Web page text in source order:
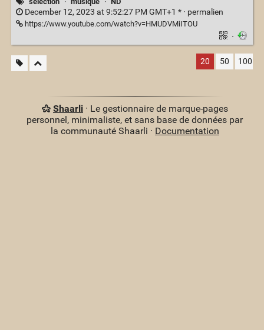
December 12, 2023 at 9:52:27 PM GMT+1 * · permalien
https://www.youtube.com/watch?v=HMUDVMiITOU
·
20 50 100
Shaarli· Le gestionnaire de marque-pages
personnel, minimaliste, et sans base de données par
la communauté Shaarli · Documentation